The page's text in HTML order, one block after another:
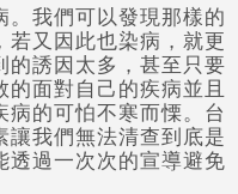
我們可以發現那樣的
又因此也染病，就更
的誘因太多，甚至只要
面對自己的疾病並且
的可怕不寒而慄。台
我們無法清查到底是
透過一次次的宣導避免